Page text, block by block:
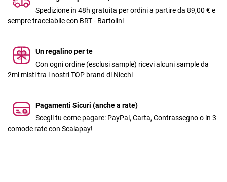
Spedizione in 48h gratuita per ordini a partire da 89,00 € e
sempre tracciabile con BRT - Bartolini
Un regalino per te
Con ogni ordine (esclusi sample) ricevi alcuni sample da
2ml misti tra i nostri TOP brand di Nicchi
Pagamenti Sicuri (anche a rate)
Scegli tu come pagare: PayPal, Carta, Contrassegno o in 3
comode rate con Scalapay!